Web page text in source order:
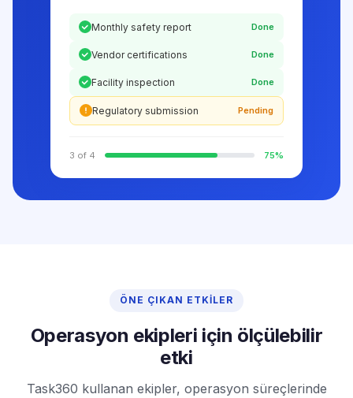
Monthly safety report Done
Vendor certifications Done
Facility inspection Done
Regulatory submission Pending
3 of 4 75%
ÖNE ÇIKAN ETKILER
Operasyon ekipleri için ölçülebilir
etki
Task360 kullanan ekipler, operasyon süreçlerinde